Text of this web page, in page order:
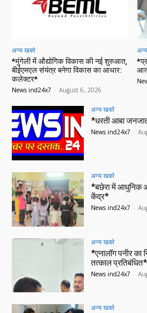
अन्य खबरे
*मुंगेली में औद्योगिक विकास की नई शुरुआत,
बीईएमएल संयंत्र बनेगा विकास का आधार:
कलेक्टर*
News ind24x7 - August 6, 2026
अन्य खबरे
*धरती आबा
News ind24x7 -
अन्य खबरे
*बछेरा में आधुनिक
केंद्र*
News ind24x7 -
अन्य खबरे
*एनालॉग पनीर का
तत्काल प्रतिबंधित*
News ind24x7 -
अन्य खबरे